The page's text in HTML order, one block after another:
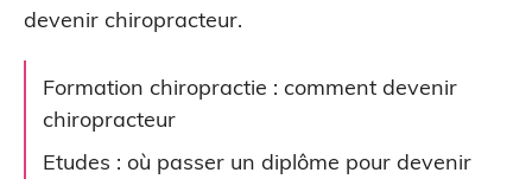
devenir chiropracteur.
Formation chiropractie : comment devenir
chiropracteur
Etudes : où passer un diplôme pour devenir